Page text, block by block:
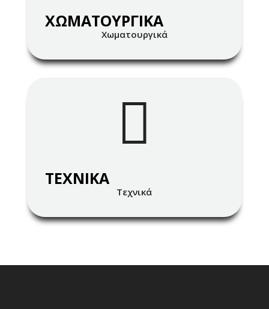
ΧΩΜΑΤΟΥΡΓΙΚΑ
Χωματουργικά

ΤΕΧΝΙΚΑ
Τεχνικά